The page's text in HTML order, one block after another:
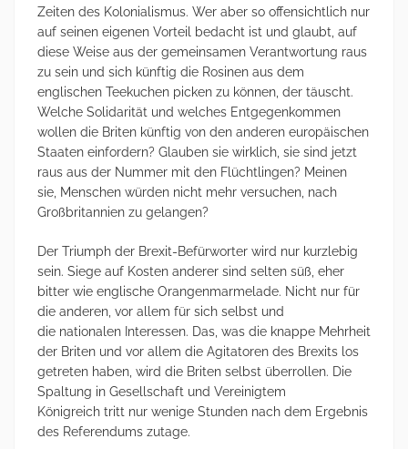
Zeiten des Kolonialismus. Wer aber so offensichtlich nur
auf seinen eigenen Vorteil bedacht ist und glaubt, auf
diese Weise aus der gemeinsamen Verantwortung raus
zu sein und sich künftig die Rosinen aus dem
englischen Teekuchen picken zu können, der täuscht.
Welche Solidarität und welches Entgegenkommen
wollen die Briten künftig von den anderen europäischen
Staaten einfordern? Glauben sie wirklich, sie sind jetzt
raus aus der Nummer mit den Flüchtlingen? Meinen
sie, Menschen würden nicht mehr versuchen, nach
Großbritannien zu gelangen?
Der Triumph der Brexit-Befürworter wird nur kurzlebig
sein. Siege auf Kosten anderer sind selten süß, eher
bitter wie englische Orangenmarmelade. Nicht nur für
die anderen, vor allem für sich selbst und
die nationalen Interessen. Das, was die knappe Mehrheit
der Briten und vor allem die Agitatoren des Brexits los
getreten haben, wird die Briten selbst überrollen. Die
Spaltung in Gesellschaft und Vereinigtem
Königreich tritt nur wenige Stunden nach dem Ergebnis
des Referendums zutage.